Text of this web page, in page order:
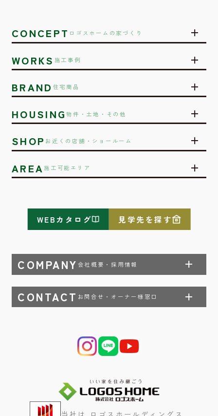
CONCEPT ロゴスホームの家づくり
WORKS 施工事例
BRAND 住宅商品
HOUSING物件・土地・その他
SHOP お近くの店舗・ショールーム
AREA施工可能エリア
COMPANY 会社概要・採用情報
CONTACT お問合せ・オーナー様窓口
WEBカタログ 見学先を探す
当社は ロゴスホールディングス